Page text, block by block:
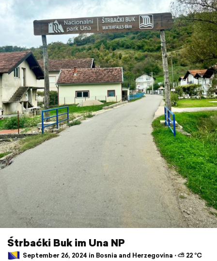
Śtrbaćki Buk im Una NP
September 26, 2024 in Bosnia and Herzegovina ⋅ ⛅ 22 °C